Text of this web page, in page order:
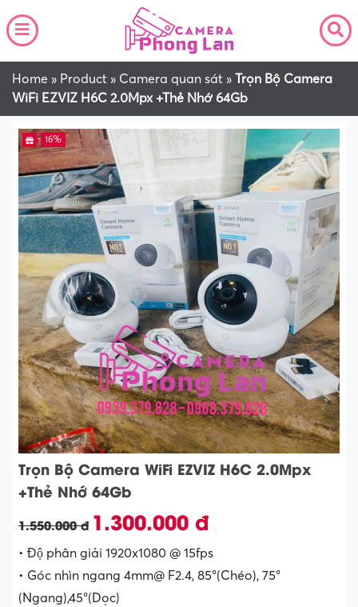
Home » Product » Camera quan sát » Trọn Bộ Camera
WiFi EZVIZ H6C 2.0Mpx +Thẻ Nhớ 64Gb
16%
Trọn Bộ Camera WiFi EZVIZ H6C 2.0Mpx
+Thẻ Nhớ 64Gb
1.550.000 đ 1.300.000 đ
• Độ phân giải 1920x1080 @ 15fps
• Góc nhìn ngang 4mm@ F2.4, 85°(Chéo), 75°
(Ngang),45°(Dọc)